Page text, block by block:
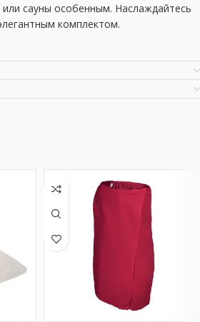
сауны особенным. Наслаждайтесь
комплектом.